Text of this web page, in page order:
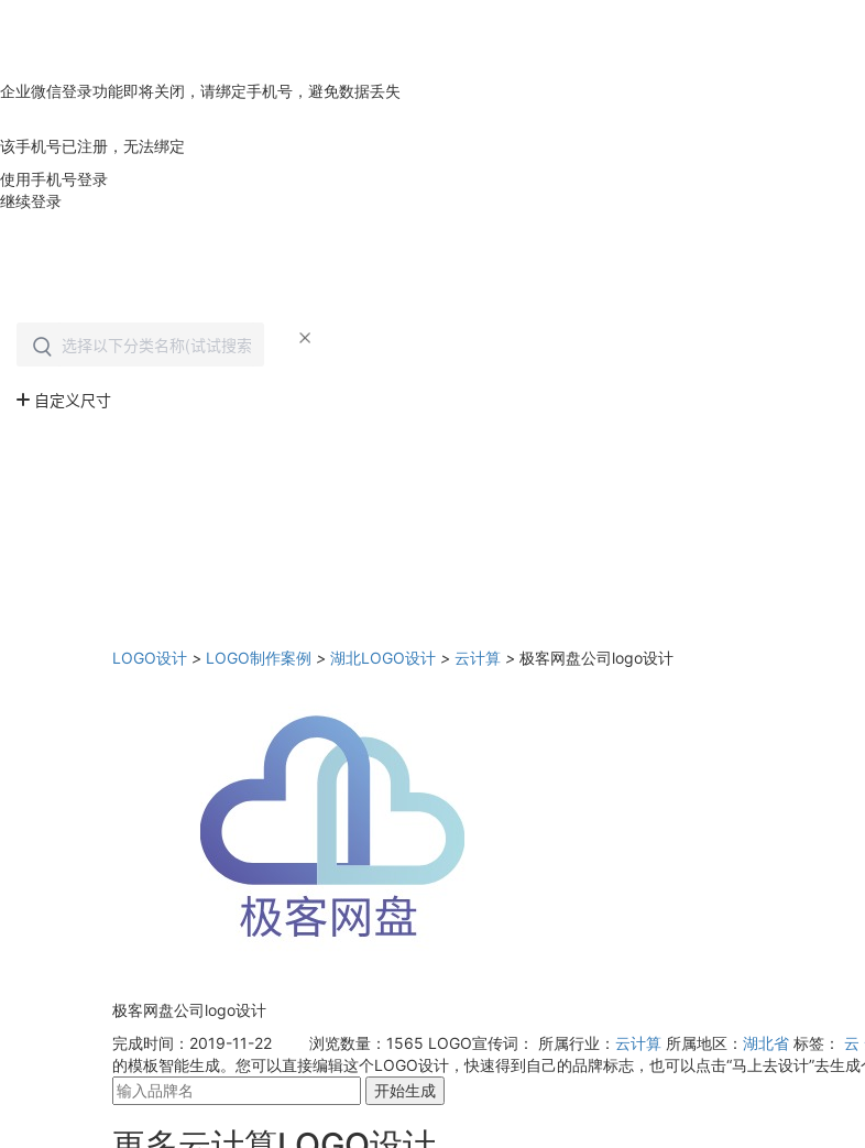
企业微信登录功能即将关闭，请绑定手机号，避免数据丢失
该手机号已注册，无法绑定
使用手机号登录
继续登录
LOGO设计 > LOGO制作案例 > 湖北LOGO设计 > 云计算 > 极客网盘公司logo设计
极客网盘公司logo设计
完成时间：2019-11-22
浏览数量：1565 LOGO宣传词： 所属行业： 云计算 所属地区： 湖北省 标签： 云
的模板智能生成。您可以直接编辑这个LOGO设计，快速得到自己的品牌标志，也可以点击“马上去设计”去生成
开始生成